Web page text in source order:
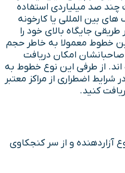
صد میلیاردی استفاده
بین المللی یا کارخونه
جایگاه بالای خود را
خطوط معمولا به خاطر حجم
امکان دریافت
از طرفی این نوع خطوط به
اضطراری از مراکز معتبر
کنید.
آزاردهنده و از سر کنجکاوی